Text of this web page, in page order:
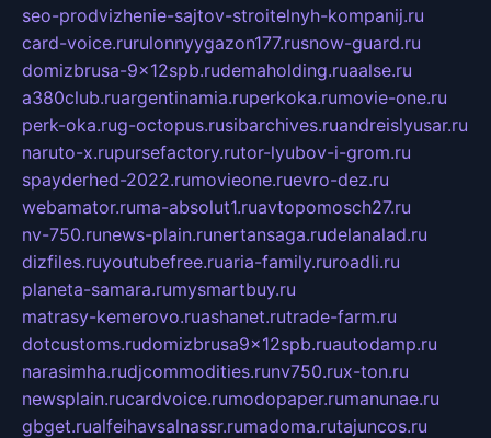
seo-prodvizhenie-sajtov-stroitelnyh-kompanij.ru
card-voice.rurulonnyygazon177.rusnow-guard.ru
domizbrusa-9x12spb.rudemaholding.ruaalse.ru
a380club.ruargentinamia.ruperkoka.rumovie-one.ru
perk-oka.rug-octopus.rusibarchives.ruandreislyusar.ru
naruto-x.rupursefactory.rutor-lyubov-i-grom.ru
spayderhed-2022.rumovieone.ruevro-dez.ru
webamator.ruma-absolut1.ruavtopomosch27.ru
nv-750.runews-plain.runertansaga.rudelanalad.ru
dizfiles.ruyoutubefree.ruaria-family.ruroadli.ru
planeta-samara.rumysmartbuy.ru
matrasy-kemerovo.ruashanet.rutrade-farm.ru
dotcustoms.rudomizbrusa9x12spb.ruautodamp.ru
narasimha.rudjcommodities.runv750.rux-ton.ru
newsplain.rucardvoice.rumodopaper.rumanunae.ru
gbget.rualfeihavsalnassr.rumadoma.rutajuncos.ru